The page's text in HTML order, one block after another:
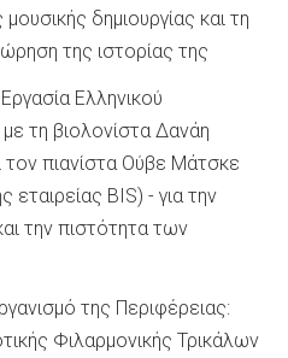
δημιουργίας και τη
της ιστορίας της
Ελληνικού
τη βιολονίστα Δανάη
πιανίστα Ούβε Μάτσκε
εταιρείας BIS) - για την
την πιστότητα των
της Περιφέρειας:
Φιλαρμονικής Τρικάλων